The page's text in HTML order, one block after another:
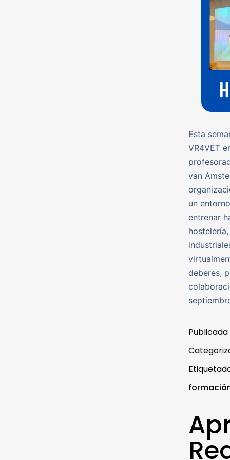
Esta
VR4VET
van
un
entrenar
deberes,